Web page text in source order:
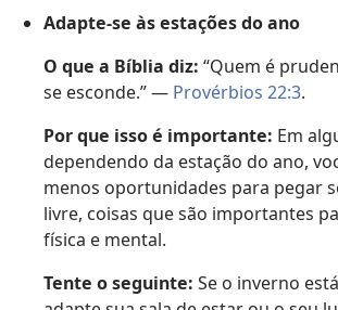
Adapte-se às estações do ano
O que a Bíblia diz: “Quem é
se esconde.” — Provérbios 22:3.
Por que isso é importante: Em
dependendo da estação do ano,
menos oportunidades para pegar
livre, coisas que são importantes
física e mental.
Tente o seguinte: Se o inverno